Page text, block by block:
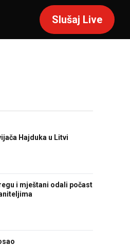
Slušaj Live
Hajduka u Litvi
i mještani odali počast